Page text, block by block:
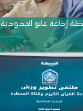
محطة إذاعة غابو الحدودية